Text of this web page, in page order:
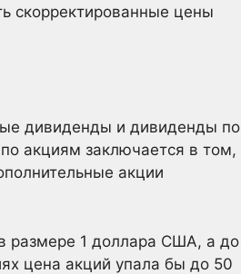
скорректированные цены
дивиденды и дивиденды по
акциям заключается в том,
акции
размере 1 доллара США, а до
цена акций упала бы до 50